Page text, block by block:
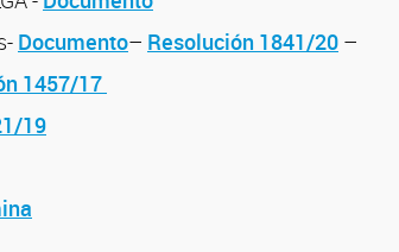
Documento– Resolución 1841/20 –
1457/17
19